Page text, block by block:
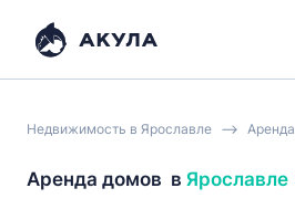
Недвижимость в Ярославле Аренда
Аренда домов в Ярославле